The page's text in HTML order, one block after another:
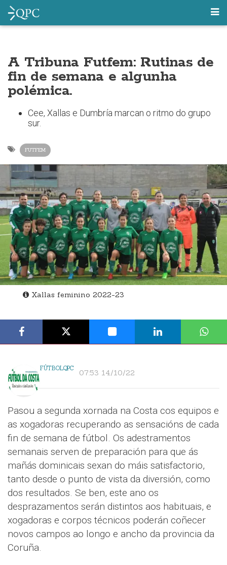
A Tribuna Futfem: Rutinas de
fin de semana e algunha
polémica.
Cee, Xallas e Dumbría marcan o ritmo do grupo
sur.
FUTFEM
Xallas feminino 2022-23
FÚTBOLQPC 07:53 14/10/22
Pasou a segunda xornada na Costa cos equipos e
as xogadoras recuperando as sensacións de cada
fin de semana de fútbol. Os adestramentos
semanais serven de preparación para que ás
mañás dominicais sexan do máis satisfactorio,
tanto desde o punto de vista da diversión, como
dos resultados. Se ben, este ano os
desprazamentos serán distintos aos habituais, e
xogadoras e corpos técnicos poderán coñecer
novos campos ao longo e ancho da provincia da
Coruña.